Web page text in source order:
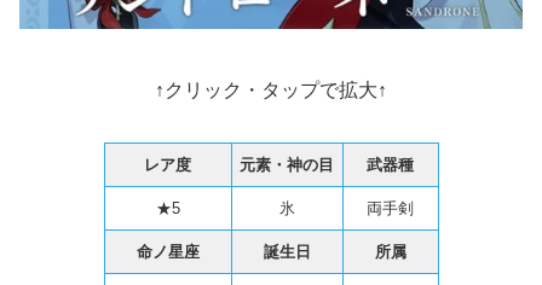
↑クリック・タップで拡大↑
レア度 元素・神の目 武器種
★5 氷 両手剣
命ノ星座 誕生日 所属